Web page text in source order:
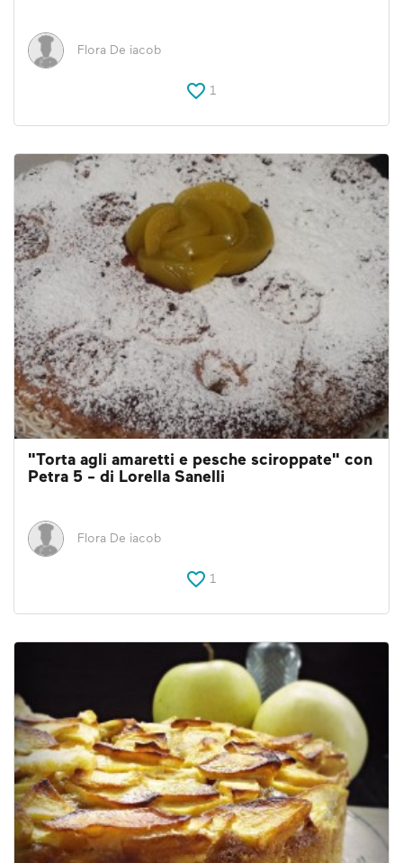
Flora De iacob
1
"Torta agli amaretti e pesche sciroppate" con
Petra 5 - di Lorella Sanelli
Flora De iacob
1